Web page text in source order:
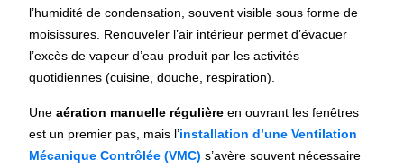
l’humidité de condensation, souvent visible sous forme de
moisissures. Renouveler l’air intérieur permet d’évacuer
l’excès de vapeur d’eau produit par les activités
quotidiennes (cuisine, douche, respiration).
Uneaération manuelle régulière en ouvrant les fenêtres
est un premier pas, mais l’installation d’une Ventilation
Mécanique Contrôlée (VMC) s’avère souvent nécessaire